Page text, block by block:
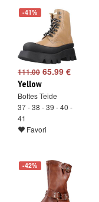
-41%
111.00 65.99 €
Yellow
Bottes Teide
37 - 38 - 39 - 40 -
41
Favori
-42%